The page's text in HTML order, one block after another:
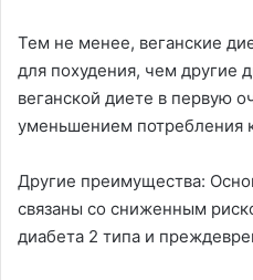
Тем не менее, веганские
для похудения, чем другие
веганской диете в первую
уменьшением потребления
Другие преимущества:
связаны со сниженным
диабета 2 типа и